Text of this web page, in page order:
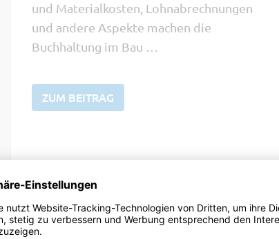
und Materialkosten, Lohnabrechnungen
und andere Aspekte machen die
Buchhaltung im Bau …
ZUM BEITRAG